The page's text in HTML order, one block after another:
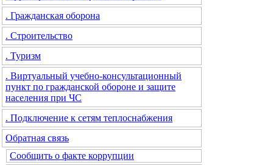
. Гражданская оборона
. Строительство
. Туризм
. Виртуальный учебно-консультационный
пункт по гражданской обороне и защите
населения при ЧС
. Подключение к сетям теплоснабжения
Обратная связь
Сообщить о факте коррупции